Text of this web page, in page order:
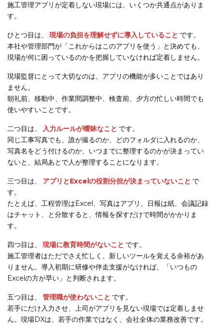
施工管理アプリが定着しない現場には、いくつか共通点がありま
す。
ひとつ目は、 現場の負担を理解せずに導入していること です。
本社や管理部門が「これからはこのアプリを使う」と決めても、
現場が何に困っているのかを把握していなければ定着しません。
現場監督にとって大切なのは、アプリの機能が多いことではあり
ません。
朝礼前、移動中、作業間調整中、検査前、夕方の忙しい時間でも
使いやすいことです。
二つ目は、 入力ルールが曖昧なこと です。
同じ工事写真でも、誰が撮るのか、どのフォルダに入れるのか、
写真名をどう付けるのか、いつまでに整理するのかが決まってい
ないと、結局あとで人が整理することになります。
三つ目は、 アプリとExcelの役割分担が決まっていないこと で
す。
たとえば、工程管理はExcel、写真はアプリ、日報は紙、会議記録
はチャット、と分散すると、情報を探すだけで時間がかかりま
す。
四つ目は、 現場に教育時間がないこと です。
施工管理者はただでさえ忙しく、新しいツールを覚える余裕があ
りません。導入初期に研修や伴走支援がなければ、「いつもの
Excelの方が早い」と判断されます。
五つ目は、 管理職が使わないこと です。
若手にだけ入力させ、上司がアプリを見ない現場では定着しませ
ん。現場DXは、若手の作業ではなく、会社全体の業務改善です。